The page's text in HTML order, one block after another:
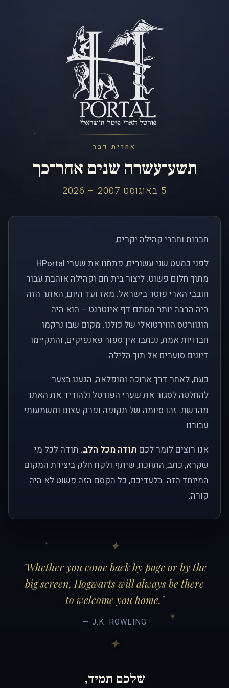
אחרית דבר
תשע־עשרה שנים אחר־כך
5 באוגוסט 2007 – 2026
חברות וחברי קהילה יקרים,
לפני כמעט שני עשורים, פתחנו את שערי HPortal
מתוך חלום פשוט: ליצור בית חם וקהילה אוהבת עבור
חובבי הארי פוטר בישראל. מאז ועד היום, האתר הזה
היה הרבה יותר מסתם דף אינטרנט – הוא היה
הוגוורטס הווירטואלי של כולנו. מקום שבו נרקמו
חברויות אמת, נכתבו אין־ספור פאנפיקים, והתקיימו
דיונים סוערים אל תוך הלילה.
כעת, לאחר דרך ארוכה ומופלאה, הגענו בצער
להחלטה לסגור את שערי הפורטל ולהוריד את האתר
מהרשת. זהו סיומה של תקופה ופרק עצום ומשמעותי
עבורנו.
אנו רוצים לומר לכם תודה מכל הלב. תודה לכל מי
שקרא, כתב, התווכח, שיתף ולקח חלק ביצירת המקום
המיוחד הזה. בלעדיכם, כל הקסם הזה פשוט לא היה
קורה.
"Whether you come back by page or by the
big screen, Hogwarts will always be there
to welcome you home."
— J.K. ROWLING
שלכם תמיד,